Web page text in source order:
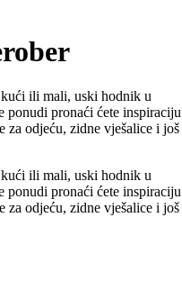
ili mali, uski hodnik u
ponudi pronaći ćete inspiraciju
za odjeću, zidne vješalice i još
ili mali, uski hodnik u
ponudi pronaći ćete inspiraciju
za odjeću, zidne vješalice i još